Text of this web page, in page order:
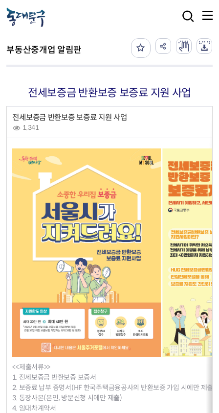
부동산중개업 알림판
전세보증금 반환보증 보증료 지원 사업
전세보증금 반환보증 보증료 지원 사업
1,341
<<제출서류>>
1. 전세보증금 반환보증 보증서
2. 보증료 납부 증명서(HF 한국주택금융공사의 반환보증 가입 시에만 제출)
3. 통장사본(본인, 방문신청 시에만 제출)
4. 임대차계약서